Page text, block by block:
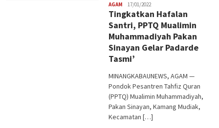
AGAM Redaksi
17/01/2022
Tingkatkan Hafalan
Santri, PPTQ Mualimin
Muhammadiyah Pakan
Sinayan Gelar Padarde
Tasmi’
MINANGKABAUNEWS, AGAM —
Pondok Pesantren Tahfiz Quran
(PPTQ) Mualimin Muhammadiyah,
Pakan Sinayan, Kamang Mudiak,
Kecamatan […]